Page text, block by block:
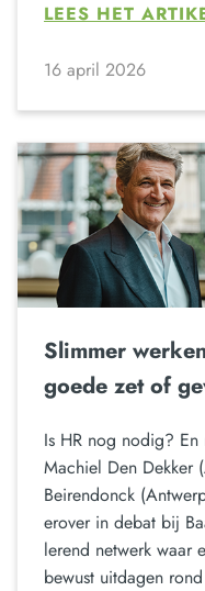
LEES HET
16 april 2026
Slimmer
goede zet of
Is HR nog nodig? En
Machiel Den Dekker
Beirendonck
erover in debat bij
lerend netwerk waar
bewust uitdagen